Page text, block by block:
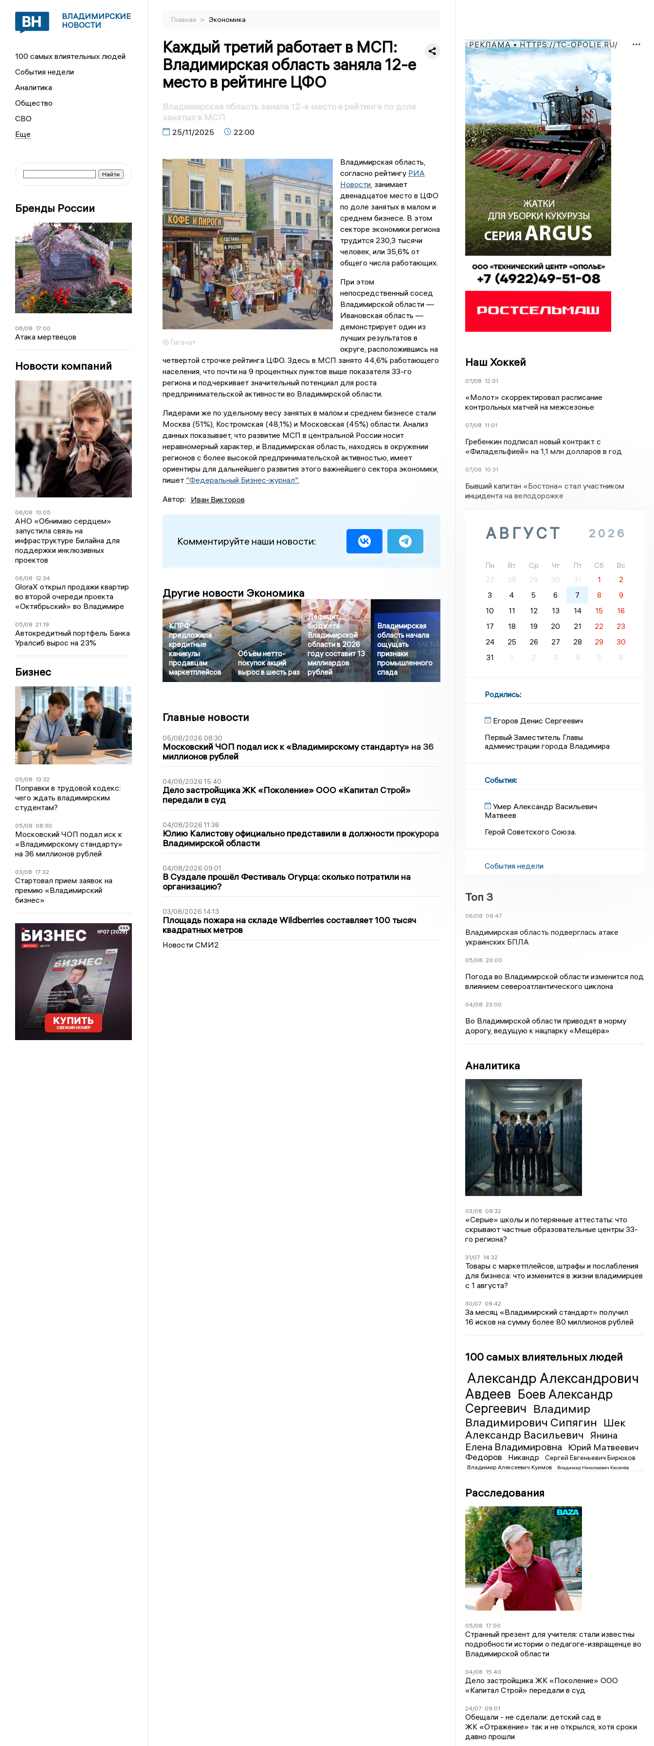
ВЛАДИМИРСКИЕ
НОВОСТИ
100 самых влиятельных людей
События недели
Аналитика
Общество
СВО
Бренды России
06/08 17:00
Атака мертвецов
Новости компаний
06/08 13:05
АНО «Обнимаю сердцем»
запустила связь на
инфраструктуре Билайна для
поддержки инклюзивных
проектов
06/08 12:34
GloraX открыл продажи квартир
во второй очереди проекта
«Октябрьский» во Владимире
05/08 21:19
Автокредитный портфель Банка
Уралсиб вырос на 23%
Бизнес
05/08 13:32
Поправки в трудовой кодекс:
чего ждать владимирским
студентам?
05/08 08:30
Московский ЧОП подал иск к
«Владимирскому стандарту»
на 36 миллионов рублей
03/08 17:32
Стартовал прием заявок на
премию «Владимирский
бизнес»
Главная > Экономика
Каждый третий работает в МСП:
Владимирская область заняла 12-е
место в рейтинге ЦФО
Владимирская область заняла 12-е место в рейтинге по доле
занятых в МСП
25/11/2025 22:00
© Гигачат
Владимирская область,
согласно рейтингу РИА
Новости, занимает
двенадцатое место в ЦФО
по доле занятых в малом и
среднем бизнесе. В этом
секторе экономики региона
трудится 230,3 тысячи
человек, или 35,6% от
общего числа работающих.
При этом
непосредственный сосед
Владимирской области —
Ивановская область —
демонстрирует один из
лучших результатов в
округе, расположившись на
четвертой строчке рейтинга ЦФО. Здесь в МСП занято 44,6% работающего
населения, что почти на 9 процентных пунктов выше показателя 33-го
региона и подчеркивает значительный потенциал для роста
предпринимательской активности во Владимирской области.
Лидерами же по удельному весу занятых в малом и среднем бизнесе стали
Москва (51%), Костромская (48,1%) и Московская (45%) области. Анализ
данных показывает, что развитие МСП в центральной России носит
неравномерный характер, и Владимирская область, находясь в окружении
регионов с более высокой предпринимательской активностью, имеет
ориентиры для дальнейшего развития этого важнейшего сектора экономики,
пишет "Федеральный Бизнес-журнал".
Автор: Иван Викторов
Комментируйте наши новости:
Другие новости Экономика
КПРФ
предложила
кредитные
каникулы
продавцам
маркетплейсов
Объём нетто-
покупок акций
вырос в шесть раз
Дефицит
бюджета
Владимирской
области в 2026
году составит 13
миллиардов
рублей
Владимирская
область начала
ощущать
признаки
промышленного
спада
Главные новости
05/08/2026 08:30
Московский ЧОП подал иск к «Владимирскому стандарту» на 36
миллионов рублей
04/08/2026 15:40
Дело застройщика ЖК «Поколение» ООО «Капитал Строй»
передали в суд
04/08/2026 11:36
Юлию Калистову официально представили в должности прокурора
Владимирской области
04/08/2026 09:01
В Суздале прошёл Фестиваль Огурца: сколько потратили на
организацию?
03/08/2026 14:13
Площадь пожара на складе Wildberries составляет 100 тысяч
квадратных метров
Новости СМИ2
РЕКЛАМА • HTTPS://TC-OPOLIE.RU/
Наш Хоккей
07/08 12:01
«Молот» скорректировал расписание
контрольных матчей на межсезонье
07/08 11:01
Гребенкин подписал новый контракт с
«Филадельфией» на 1,1 млн долларов в год
07/08 10:31
Бывший капитан «Бостона» стал участником
инцидента на велодорожке
АВГУСТ 2026
Пн Вт Ср Чт Пт Сб
Вс
27
28 29 30 31 1
2
3
4 5 6 7 8
9
10
11 12 13 14 15
16
17
18 19 20 21 22
23
24
25 26 27 28 29
30
31
1 2 3 4 5 6
Родились:
Егоров Денис Сергеевич
Первый Заместитель Главы
администрации города Владимира
События:
Умер Александр Васильевич
Матвеев
Герой Советского Союза.
События недели
Топ 3
06/08 08:47
Владимирская область подверглась атаке
украинских БПЛА
05/08 20:00
Погода во Владимирской области изменится под
влиянием североатлантического циклона
04/08 23:00
Во Владимирской области приводят в норму
дорогу, ведущую к нацпарку «Мещёра»
Аналитика
03/08 09:32
«Серые» школы и потерянные аттестаты: что
скрывают частные образовательные центры 33-
го региона?
31/07 14:32
Товары с маркетплейсов, штрафы и послабления
для бизнеса: что изменится в жизни владимирцев
с 1 августа?
30/07 09:42
За месяц «Владимирский стандарт» получил
16 исков на сумму более 80 миллионов рублей
100 самых влиятельных людей
Александр Александрович
Авдеев Боев Александр
Сергеевич Владимир
Владимирович Сипягин Шек
Александр Васильевич
Янина
Елена Владимировна
Юрий Матвеевич
Федоров
Никандр Сергей Евгеньевич Бирюков
Владимир Алексеевич Куимов Владимир Николаевич Киселёв
Расследования
05/08 17:00
Странный презент для учителя: стали известны
подробности истории о педагоге-извращенце во
Владимирской области
04/08 15:40
Дело застройщика ЖК «Поколение» ООО
«Капитал Строй» передали в суд
24/07 09:01
Обещали - не сделали: детский сад в
ЖК «Отражение» так и не открылся, хотя сроки
давно прошли